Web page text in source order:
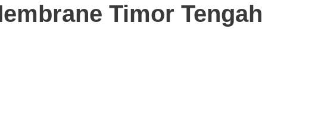
Timor Tengah